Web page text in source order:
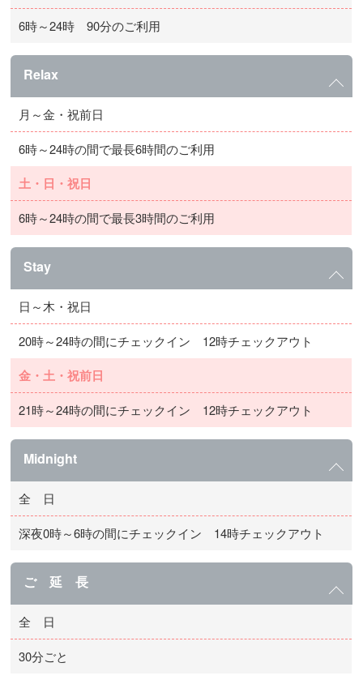
6時～24時 90分のご利用
Relax
月～金・祝前日
6時～24時の間で最長6時間のご利用
土・日・祝日
6時～24時の間で最長3時間のご利用
Stay
日～木・祝日
20時～24時の間にチェックイン 12時チェックアウト
金・土・祝前日
21時～24時の間にチェックイン 12時チェックアウト
Midnight
全 日
深夜0時～6時の間にチェックイン 14時チェックアウト
ご 延 長
全 日
30分ごと